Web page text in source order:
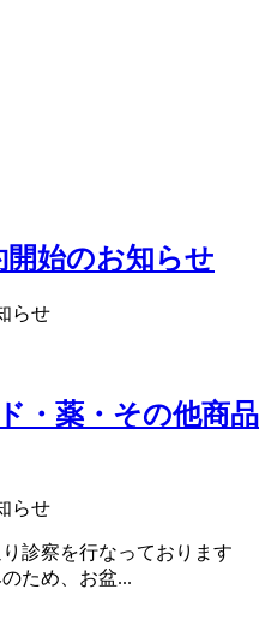
開始のお知らせ
らせ
・薬・その他商品
らせ
診察を行なっております
ため、お盆...